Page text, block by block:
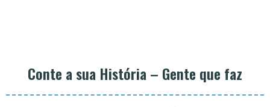
Conte a sua História – Gente que faz